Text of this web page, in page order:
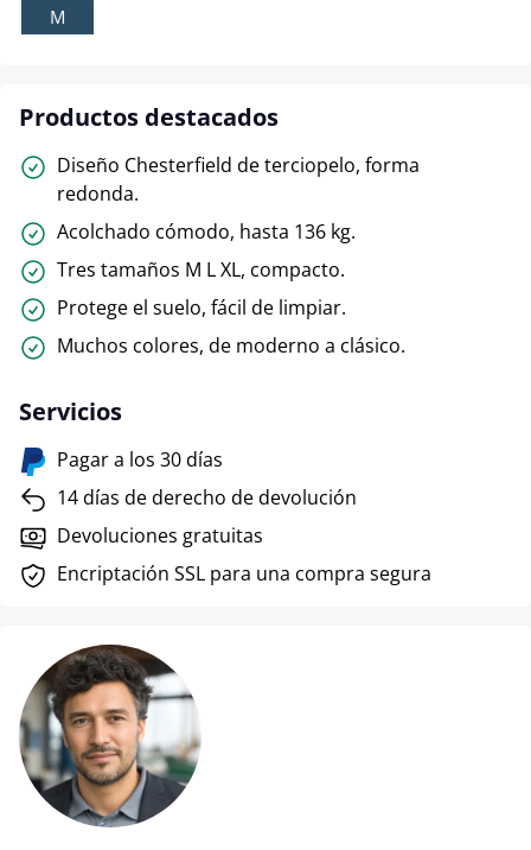
M
Productos destacados
Diseño Chesterfield de terciopelo, forma
redonda.
Acolchado cómodo, hasta 136 kg.
Tres tamaños M L XL, compacto.
Protege el suelo, fácil de limpiar.
Muchos colores, de moderno a clásico.
Servicios
Pagar a los 30 días
14 días de derecho de devolución
Devoluciones gratuitas
Encriptación SSL para una compra segura